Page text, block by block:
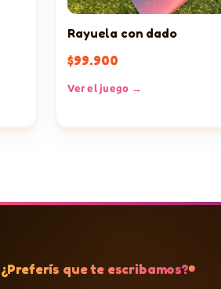
Rayuela con dado
$99.900
Ver el juego →
¿Preferís que te escribamos?